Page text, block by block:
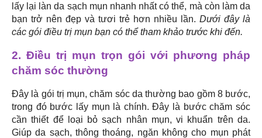
lấy lại làn da sạch mụn nhanh nhất có thể, mà còn làm da
bạn trở nên đẹp và tươi trẻ hơn nhiều lần. Dưới đây là
các gói điều trị mụn bạn có thể tham khảo trước khi đến.
2. Điều trị mụn trọn gói với phương pháp
chăm sóc thường
Đây là gói trị mụn, chăm sóc da thường bao gồm 8 bước,
trong đó bước lấy mụn là chính. Đây là bước chăm sóc
cần thiết để loại bỏ sạch nhân mụn, vi khuẩn trên da.
Giúp da sạch, thông thoáng, ngăn không cho mụn phát